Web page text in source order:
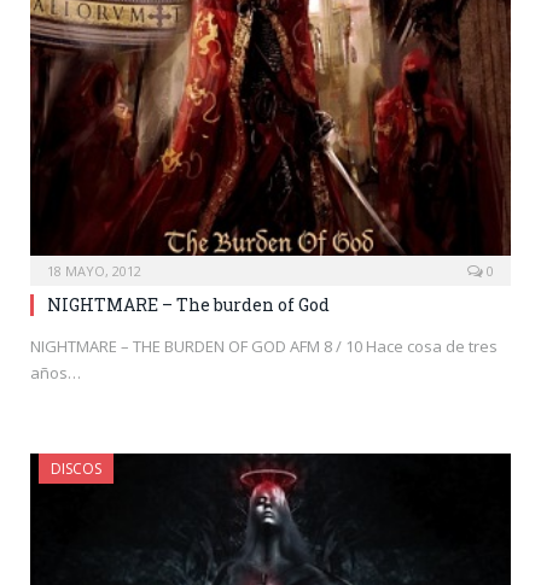
18 MAYO, 2012 0
NIGHTMARE – The burden of God
NIGHTMARE – THE BURDEN OF GOD AFM 8 / 10 Hace cosa de tres
años…
DISCOS